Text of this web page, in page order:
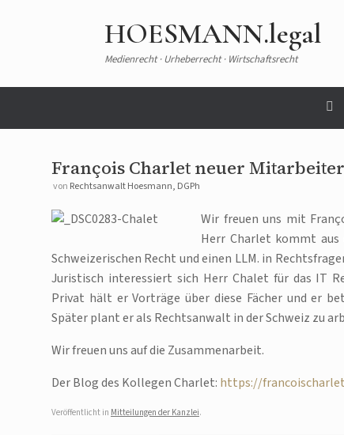
HOESMANN.legal
Medienrecht · Urheberrecht · Wirtschaftsrecht
François Charlet neuer
von Rechtsanwalt Hoesmann, DGPh
Wir freuen uns mit
Herr Charlet kommt aus
Schweizerischen Recht und einen LLM. in
Juristisch interessiert sich Herr Chalet für das IT
Privat hält er Vorträge über diese Fächer und er
Später plant er als Rechtsanwalt in der Schweiz zu
Wir freuen uns auf die Zusammenarbeit.
Der Blog des Kollegen Charlet: https://
Veröffentlicht in Mitteilungen der Kanzlei.